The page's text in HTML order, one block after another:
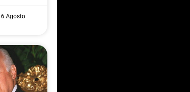
6 Agosto